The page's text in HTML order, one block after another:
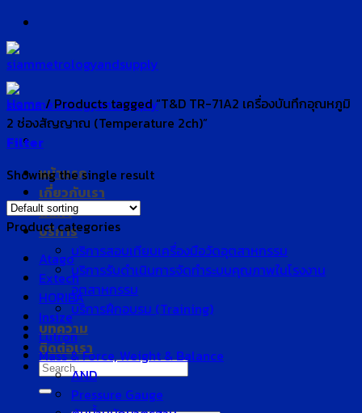
Skip
to
content
หน้าแรก
เกี่ยวกับเรา
สินค้า
บริการ
บริการสอบเทียบเครื่องมือวัดอุตสาหกรรม
บริการรับดำเนินการจัดทำระบบคุณภาพในโรงงาน
อุตสาหกรรม
บริการฝึกอบรม (Training)
บทความ
ติดต่อเรา
Search
for:
Home /Products tagged “T&D TR-71A2 เครื่องบันทึกอุณหภูมิ
2 ช่องสัญญาณ (Temperature 2ch)”
Filter
Showing the single result
Product categories
Atago
Extech
HORIBA
Insize
Lutron
Mass & Force, Weight & Balance
AND
Pressure Gauge